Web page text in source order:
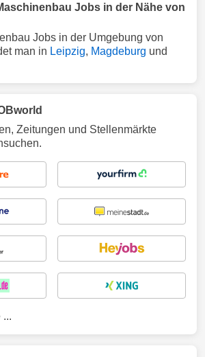
Jobs in der Nähe von
Jobs in der Umgebung von
man in Leipzig, Magdeburg und
Zeitungen und Stellenmärkte
...